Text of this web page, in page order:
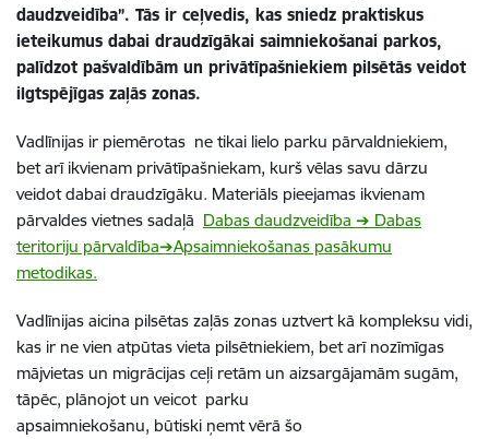
daudzveidība”. Tās ir ceļvedis, kas sniedz praktiskus
ieteikumus dabai draudzīgākai saimniekošanai parkos,
palīdzot pašvaldībām un privātīpašniekiem pilsētās veidot
ilgtspējīgas zaļās zonas.
Vadlīnijas ir piemērotas ne tikai lielo parku pārvaldniekiem,
bet arī ikvienam privātīpašniekam, kurš vēlas savu dārzu
veidot dabai draudzīgāku. Materiāls pieejamas ikvienam
pārvaldes vietnes sadaļā Dabas daudzveidība ➔ Dabas
teritoriju pārvaldība➔Apsaimniekošanas pasākumu
metodikas.
Vadlīnijas aicina pilsētas zaļās zonas uztvert kā kompleksu vidi,
kas ir ne vien atpūtas vieta pilsētniekiem, bet arī nozīmīgas
mājvietas un migrācijas ceļi retām un aizsargājamām sugām,
tāpēc, plānojot un veicot parku
apsaimniekošanu, būtiski ņemt vērā šo